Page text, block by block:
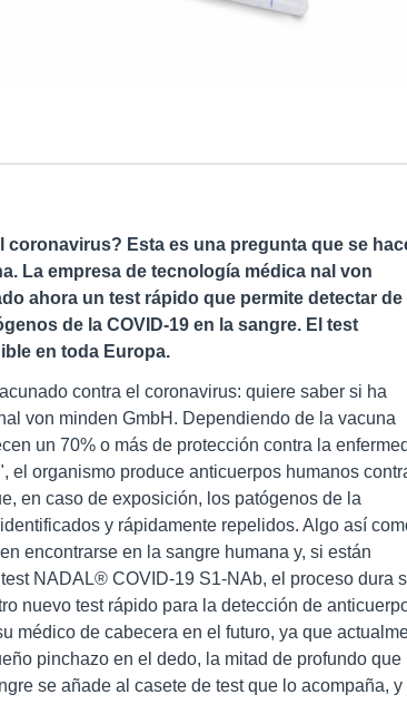
Esta es una pregunta que se
La empresa de tecnología médica nal von
ahora un test rápido que permite detectar de
de la COVID-19 en la sangre. El test
en toda Europa.
contra el coronavirus: quiere saber si ha
von minden GmbH. Dependiendo de la vacuna
un 70% o más de protección contra la
el organismo produce anticuerpos humanos
en caso de exposición, los patógenos de la
y rápidamente repelidos. Algo así
encontrarse en la sangre humana y, si están
NADAL® COVID-19 S1-NAb, el proceso dura
nuevo test rápido para la detección de
médico de cabecera en el futuro, ya que
pinchazo en el dedo, la mitad de profundo que
se añade al casete de test que lo acompaña, y